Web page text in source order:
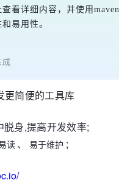
看详细内容，并使用
易用性。
成
更简便的工具库
身,提高开发效率;
读 、 易于维护 ;